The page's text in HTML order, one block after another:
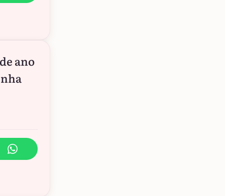
ano